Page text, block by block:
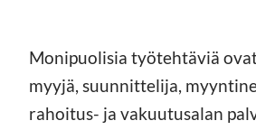
Monipuolisia työtehtäviä
myyjä, suunnittelija,
rahoitus- ja vakuutusalan